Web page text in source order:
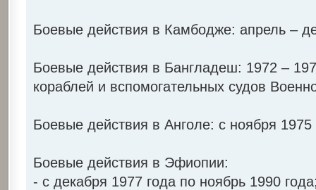
Боевые действия в Камбодже: апрель –
Боевые действия в Бангладеш: 1972 –
кораблей и вспомогательных судов
Боевые действия в Анголе: с ноября 1975
Боевые действия в Эфиопии:
- с декабря 1977 года по ноябрь 1990